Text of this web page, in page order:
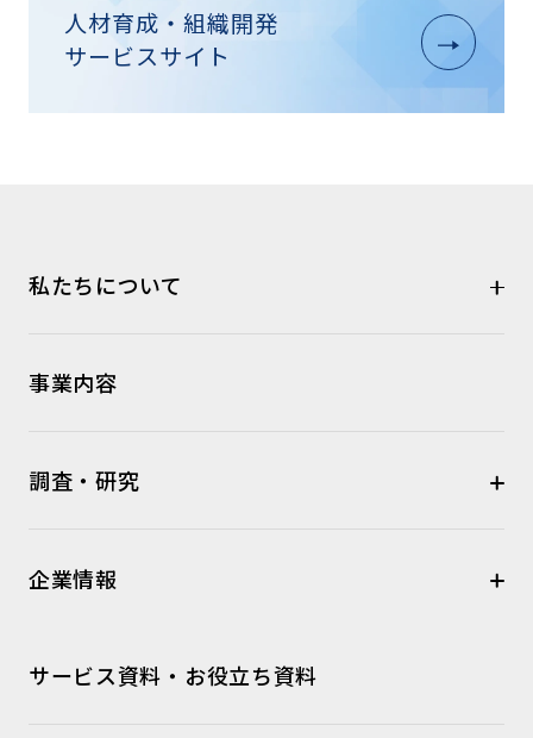
人材育成・組織開発
サービスサイト
私たちについて
事業内容
調査・研究
企業情報
サービス資料・お役立ち資料